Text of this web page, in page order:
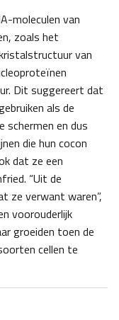
moleculen van
zoals het
van
Dit suggereert dat
als de
schermen en dus
die hun cocon
dat ze een
“Uit de
ze verwant waren”,
voorouderlijk
groeiden toen de
cellen te